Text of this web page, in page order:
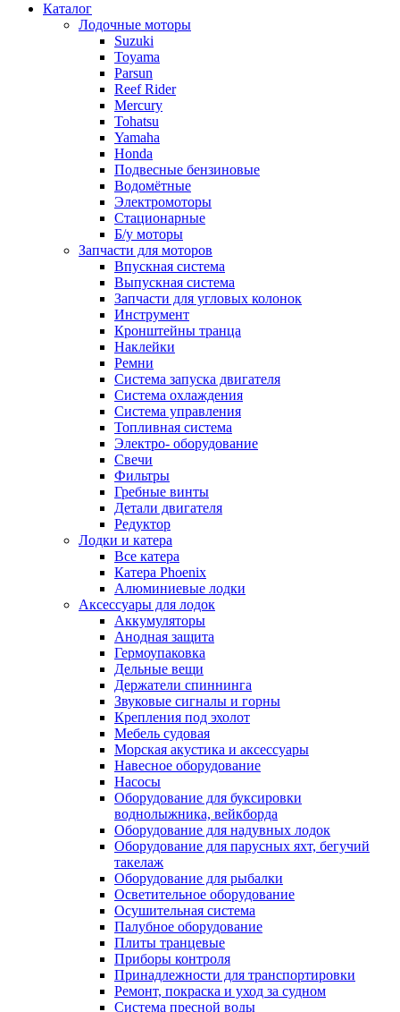
Каталог
Лодочные моторы
Suzuki
Toyama
Parsun
Reef Rider
Mercury
Tohatsu
Yamaha
Honda
Подвесные бензиновые
Водомётные
Электромоторы
Стационарные
Б/у моторы
Запчасти для моторов
Впускная система
Выпускная система
Запчасти для угловых колонок
Инструмент
Кронштейны транца
Наклейки
Ремни
Система запуска двигателя
Система охлаждения
Система управления
Топливная система
Электро- оборудование
Свечи
Фильтры
Гребные винты
Детали двигателя
Редуктор
Лодки и катера
Все катера
Катера Phoenix
Алюминиевые лодки
Аксессуары для лодок
Аккумуляторы
Анодная защита
Гермоупаковка
Дельные вещи
Держатели спиннинга
Звуковые сигналы и горны
Крепления под эхолот
Мебель судовая
Морская акустика и аксессуары
Навесное оборудование
Насосы
Оборудование для буксировки
воднолыжника, вейкборда
Оборудование для надувных лодок
Оборудование для парусных яхт, бегучий
такелаж
Оборудование для рыбалки
Осветительное оборудование
Осушительная система
Палубное оборудование
Плиты транцевые
Приборы контроля
Принадлежности для транспортировки
Ремонт, покраска и уход за судном
Система пресной воды